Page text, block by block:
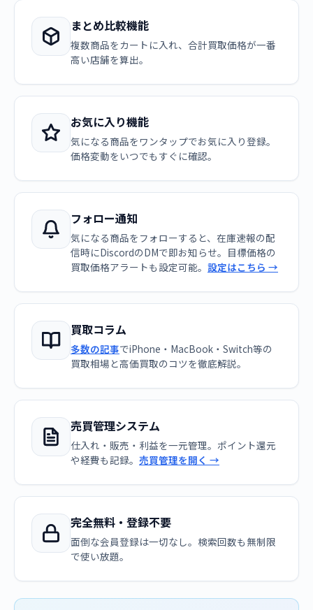
まとめ比較機能
複数商品をカートに入れ、合計買取価格が一番
高い店舗を算出。
お気に入り機能
気になる商品をワンタップでお気に入り登録。
価格変動をいつでもすぐに確認。
フォロー通知
気になる商品をフォローすると、在庫速報の配
信時にDiscordのDMで即お知らせ。目標価格の
買取価格アラートも設定可能。 設定はこちら →
買取コラム
多数の記事でiPhone・MacBook・Switch等の
買取相場と高価買取のコツを徹底解説。
売買管理システム
仕入れ・販売・利益を一元管理。ポイント還元
や経費も記録。 売買管理を開く →
完全無料・登録不要
面倒な会員登録は一切なし。検索回数も無制限
で使い放題。